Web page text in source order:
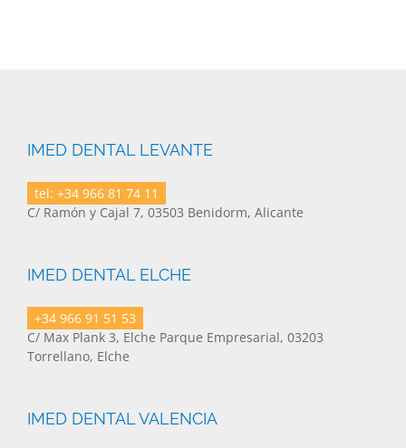
IMED DENTAL LEVANTE
tel: +34 966 81 74 11
C/ Ramón y Cajal 7, 03503 Benidorm, Alicante
IMED DENTAL ELCHE
+34 966 91 51 53
C/ Max Plank 3, Elche Parque Empresarial, 03203
Torrellano, Elche
IMED DENTAL VALENCIA